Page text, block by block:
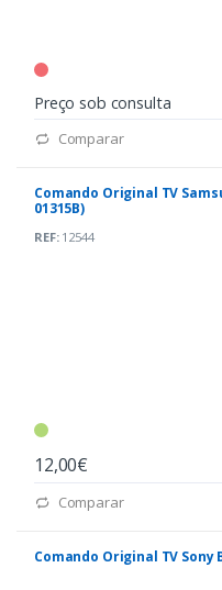
Preço sob consulta
Comparar
Comando Original TV
01315B)
REF:12544
12,00€
Comparar
Comando Original TV Sony